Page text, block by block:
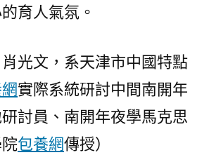
育人氣氛。
肖光文，系天津市中國特點
實際系統研討中間南開年
討員、南開年夜學馬克思
包養網傳授）